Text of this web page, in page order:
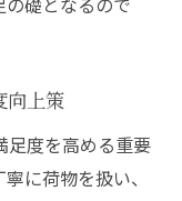
向上策
足度を高める重要
に荷物を扱い、